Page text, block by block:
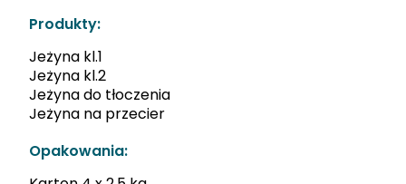
Produkty:
Jeżyna kl.1
Jeżyna kl.2
Jeżyna do tłoczenia
Jeżyna na przecier
Opakowania: